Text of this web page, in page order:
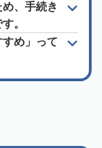
、手続き
。
すめ」って